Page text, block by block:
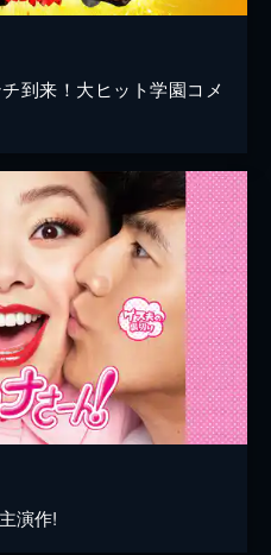
到来！大ヒット学園コメ
演作!